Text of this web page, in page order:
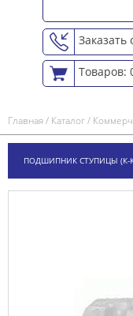
Заказать
Товаров:
Главная/ Каталог/
ПОДШИПНИК СТУПИЦЫ (К-